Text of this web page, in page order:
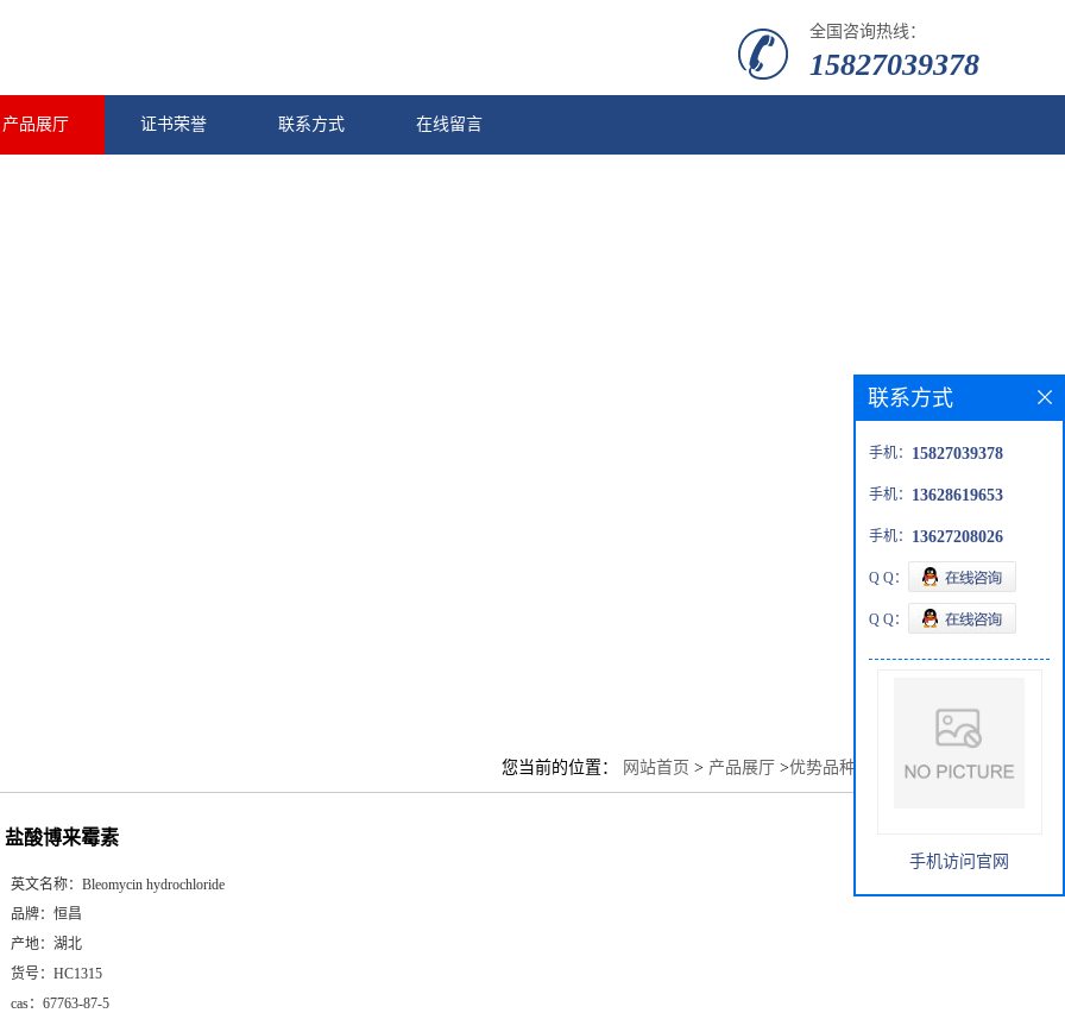
全国咨询热线：
15827039378
产品展厅 证书荣誉 联系方式 在线留言
您当前的位置： 网站首页 > 产品展厅 >优势品种 盐酸博来霉素
盐酸博来霉素
英文名称： Bleomycin hydrochloride
品牌： 恒昌
产地： 湖北
货号： HC1315
cas： 67763-87-5
联系方式
手机： 15827039378
手机： 13628619653
手机： 13627208026
Q Q：
Q Q：
手机访问官网